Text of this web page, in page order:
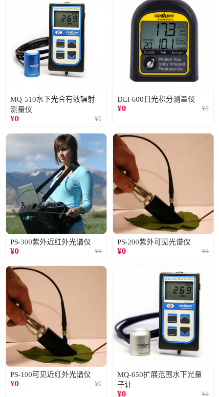
MQ-510水下光合有效辐射
测量仪
¥0 ¥0
DLI-600日光积分测量仪
¥0 ¥0
PS-300紫外近红外光谱仪
¥0 ¥0
PS-200紫外可见光谱仪
¥0 ¥0
PS-100可见近红外光谱仪
¥0 ¥0
MQ-650扩展范围水下光量
子计
¥0 ¥0